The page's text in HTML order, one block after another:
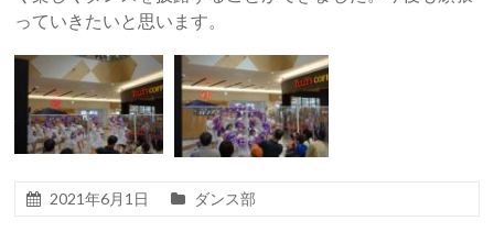
っていきたいと思います。
2021年6月1日 ダンス部